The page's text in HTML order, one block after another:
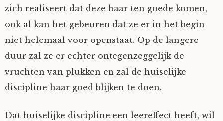
zich realiseert dat deze haar ten goede komen,
ook al kan het gebeuren dat ze er in het begin
niet helemaal voor openstaat. Op de langere
duur zal ze er echter ontegenzeggelijk de
vruchten van plukken en zal de huiselijke
discipline haar goed blijken te doen.
Dat huiselijke discipline een leereffect heeft, wil